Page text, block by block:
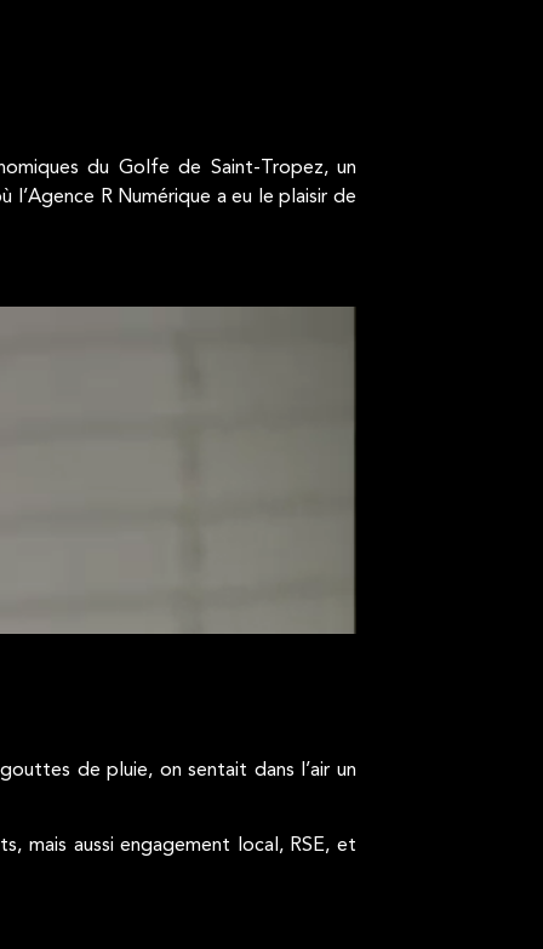
du Golfe de Saint-Tropez, un
R Numérique a eu le plaisir de
de pluie, on sentait dans l’air un
mais aussi engagement local, RSE, et